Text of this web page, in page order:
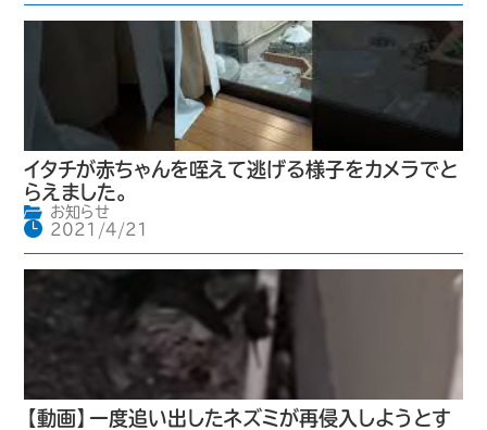
イタチが赤ちゃんを咥えて逃げる様子をカメラでと
らえました。
お知らせ
2021/4/21
【動画】一度追い出したネズミが再侵入しようとす